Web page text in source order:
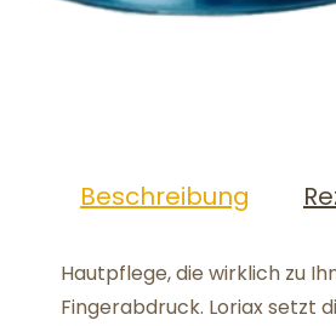
Beschreibung
Hautpflege, die wirklich zu
Fingerabdruck. Loriax setzt